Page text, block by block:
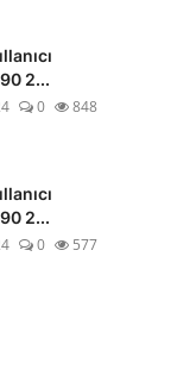
2...
0 848
2...
0 577